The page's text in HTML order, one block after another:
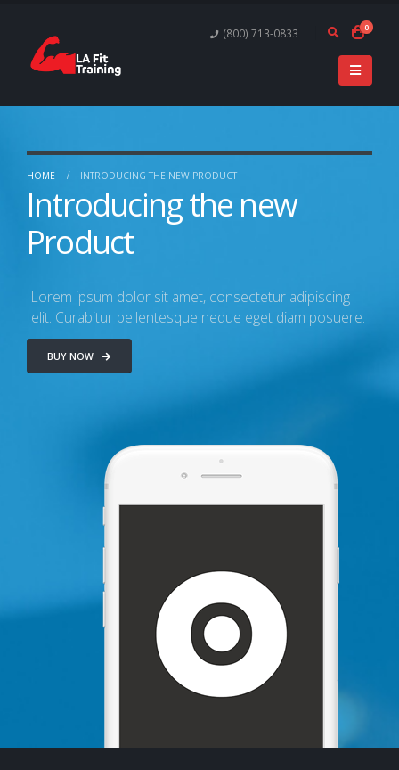
(800) 713-0833 0
HOME INTRODUCING THE NEW PRODUCT
Introducing the new
Product
Lorem ipsum dolor sit amet, consectetur adipiscing
elit. Curabitur pellentesque neque eget diam posuere.
BUY NOW